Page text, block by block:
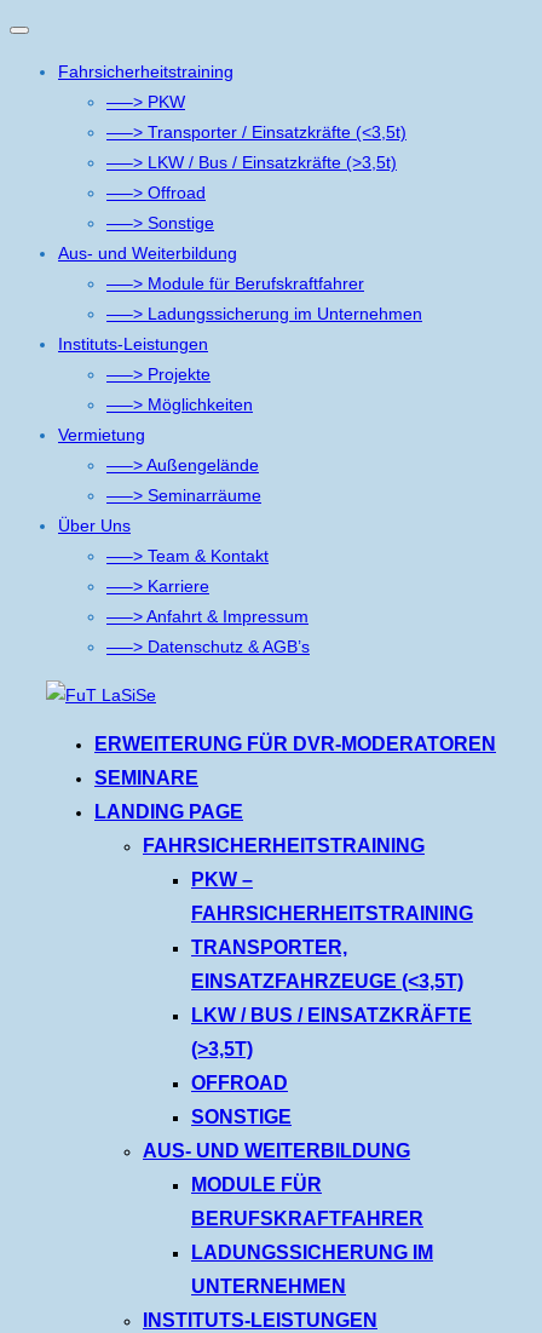
Navigation
Fahrsicherheitstraining
—–> PKW
—–> Transporter / Einsatzkräfte (<3,5t)
—–> LKW / Bus / Einsatzkräfte (>3,5t)
—–> Offroad
—–> Sonstige
Aus- und Weiterbildung
—–> Module für Berufskraftfahrer
—–> Ladungssicherung im Unternehmen
Instituts-Leistungen
—–> Projekte
—–> Möglichkeiten
Vermietung
—–> Außengelände
—–> Seminarräume
Über Uns
—–> Team & Kontakt
—–> Karriere
—–> Anfahrt & Impressum
—–> Datenschutz & AGB’s
ERWEITERUNG FÜR DVR-MODERATOREN
SEMINARE
LANDING PAGE
FAHRSICHERHEITSTRAINING
PKW –
FAHRSICHERHEITSTRAINING
TRANSPORTER,
EINSATZFAHRZEUGE (<3,5T)
LKW / BUS / EINSATZKRÄFTE
(>3,5T)
OFFROAD
SONSTIGE
AUS- UND WEITERBILDUNG
MODULE FÜR
BERUFSKRAFTFAHRER
LADUNGSSICHERUNG IM
UNTERNEHMEN
INSTITUTS-LEISTUNGEN